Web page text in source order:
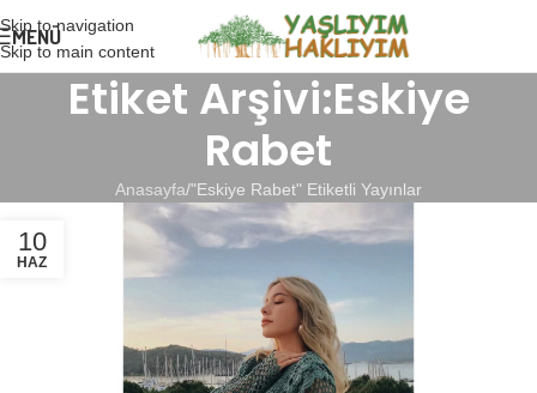
Skip to navigation
Skip to main content
MENÜ
Etiket Arşivi:Eskiye
Rabet
Anasayfa "Eskiye Rabet" Etiketli Yayınlar
10
HAZ